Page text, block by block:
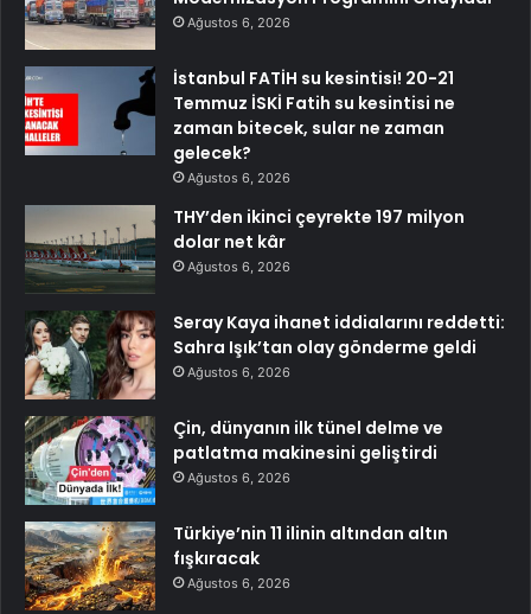
Ağustos 6, 2026
İstanbul FATİH su kesintisi! 20-21
Temmuz İSKİ Fatih su kesintisi ne
zaman bitecek, sular ne zaman
gelecek?
Ağustos 6, 2026
THY’den ikinci çeyrekte 197 milyon
dolar net kâr
Ağustos 6, 2026
Seray Kaya ihanet iddialarını reddetti:
Sahra Işık’tan olay gönderme geldi
Ağustos 6, 2026
Çin, dünyanın ilk tünel delme ve
patlatma makinesini geliştirdi
Ağustos 6, 2026
Türkiye’nin 11 ilinin altından altın
fışkıracak
Ağustos 6, 2026